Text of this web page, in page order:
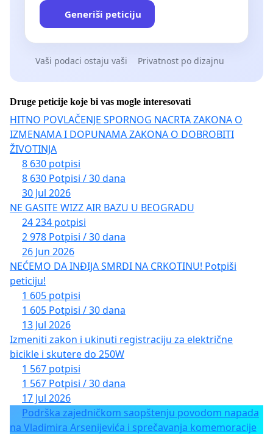
Generiši peticiju
Vaši podaci ostaju vaši Privatnost po dizajnu
Druge peticije koje bi vas mogle interesovati
HITNO POVLAČENJE SPORNOG NACRTA ZAKONA O
IZMENAMA I DOPUNAMA ZAKONA O DOBROBITI
ŽIVOTINJA
8 630 potpisi
8 630 Potpisi / 30 dana
30 Jul 2026
NE GASITE WIZZ AIR BAZU U BEOGRADU
24 234 potpisi
2 978 Potpisi / 30 dana
26 Jun 2026
NEĆEMO DA INĐIJA SMRDI NA CRKOTINU! Potpiši
peticiju!
1 605 potpisi
1 605 Potpisi / 30 dana
13 Jul 2026
Izmeniti zakon i ukinuti registraciju za električne
bicikle i skutere do 250W
1 567 potpisi
1 567 Potpisi / 30 dana
17 Jul 2026
Podrška zajedničkom saopštenju povodom napada
na Vladimira Arsenijevića i sprečavanja komemoracije